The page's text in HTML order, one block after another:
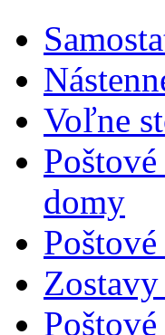
Voľne
domy